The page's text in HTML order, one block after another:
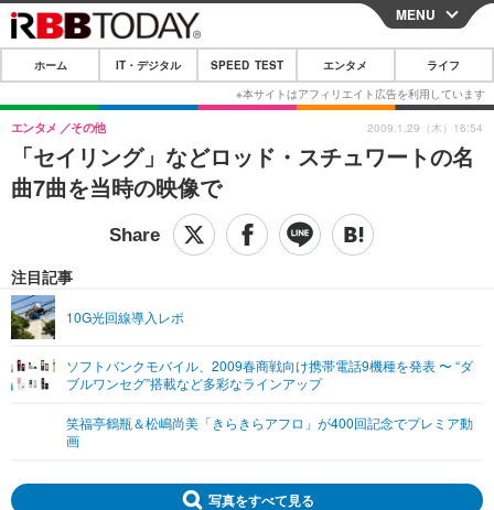
CLOSE
ホーム
IT・デジタル
IT・デジタルTOP スマートフォン
その他
SPEED TEST
映画・ドラマ
グラビア
ショッピング その他
ライフTOP
その他
リリース一覧
プッシュ通知の停止方法
MENU
ホーム IT・デジタル SPEED TEST エンタメ ライフ
「セイリング」などロッド・スチュワートの名
曲7曲を当時の映像で
エンタメ その他
注目記事
10G光回線導入レポ
ソフトバンクモバイル、2009春商戦向け携帯電話9機種を発表 〜 “ダ
ブルワンセグ”搭載など多彩なラインアップ
笑福亭鶴瓶＆松嶋尚美「きらきらアフロ」が400回記念でプレミア動
画
2009.1.29（木）16:54
写真をすべて見る